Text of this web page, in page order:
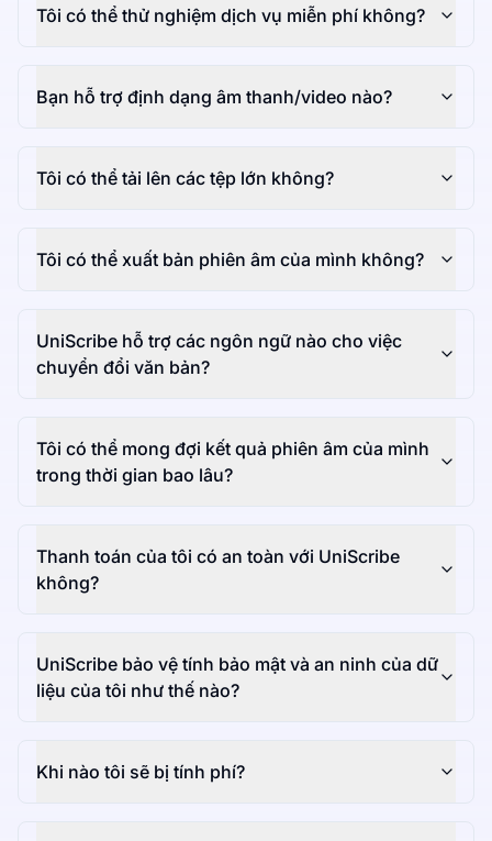
Tôi có thể thử nghiệm dịch vụ miễn phí không?
Bạn hỗ trợ định dạng âm thanh/video nào?
Tôi có thể tải lên các tệp lớn không?
Tôi có thể xuất bản phiên âm của mình không?
UniScribe hỗ trợ các ngôn ngữ nào cho việc
chuyển đổi văn bản?
Tôi có thể mong đợi kết quả phiên âm của mình
trong thời gian bao lâu?
Thanh toán của tôi có an toàn với UniScribe
không?
UniScribe bảo vệ tính bảo mật và an ninh của dữ
liệu của tôi như thế nào?
Khi nào tôi sẽ bị tính phí?